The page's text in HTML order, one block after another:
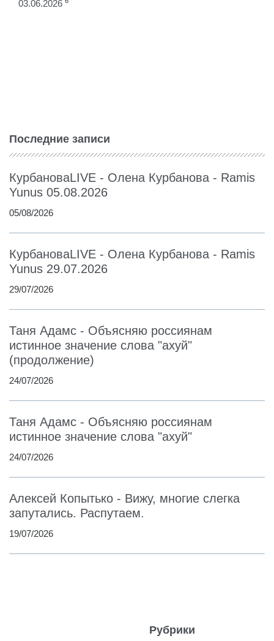
03.06.2026
Последние записи
КурбановаLIVE - Олена Курбанова - Ramis
Yunus 05.08.2026
05/08/2026
КурбановаLIVE - Олена Курбанова - Ramis
Yunus 29.07.2026
29/07/2026
Таня Адамс - Объясняю россиянам
истинное значение слова "ахуй"
(продолжение)
24/07/2026
Таня Адамс - Объясняю россиянам
истинное значение слова "ахуй"
24/07/2026
Алексей Копытько - Вижу, многие слегка
запутались. Распутаем.
19/07/2026
Рубрики